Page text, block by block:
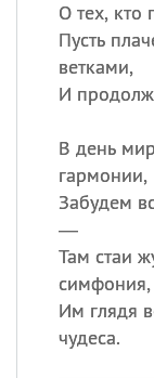
О тех, кто
Пусть
ветками,
И
В день
гармонии,
Забудем
—
Там стаи
симфония,
Им глядя
чудеса.